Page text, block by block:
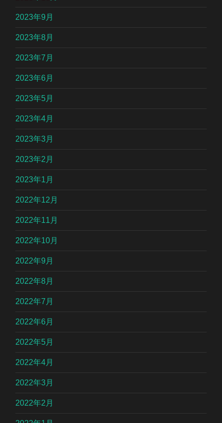
2023年9月
2023年8月
2023年7月
2023年6月
2023年5月
2023年4月
2023年3月
2023年2月
2023年1月
2022年12月
2022年11月
2022年10月
2022年9月
2022年8月
2022年7月
2022年6月
2022年5月
2022年4月
2022年3月
2022年2月